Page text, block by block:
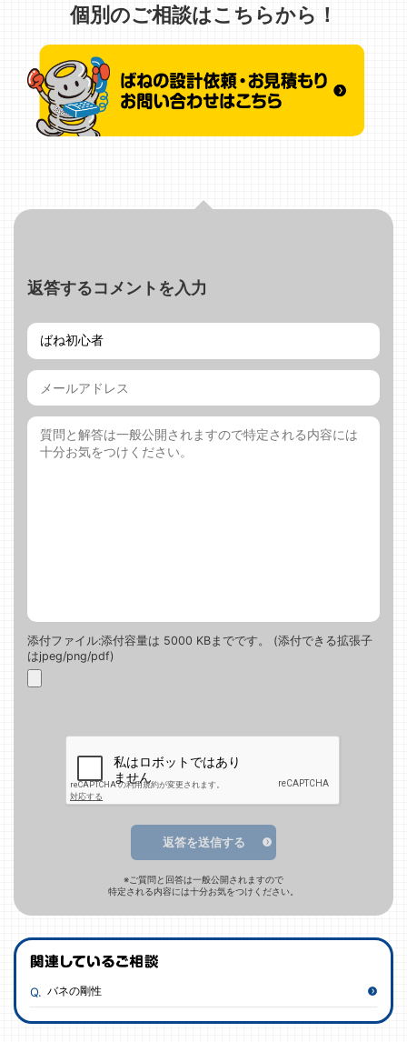
個別のご相談はこちらから！
返答するコメントを入力
添付ファイル:添付容量は 5000 KBまでです。 (添付できる拡張子
はjpeg/png/pdf)
返答を送信する
※ご質問と回答は一般公開されますので
特定される内容には十分お気をつけください。
バネの剛性